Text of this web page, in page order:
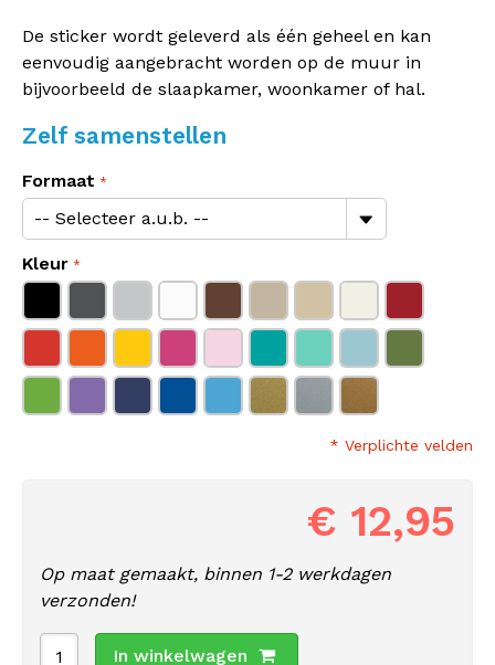
De sticker wordt geleverd als één geheel en kan
eenvoudig aangebracht worden op de muur in
bijvoorbeeld de slaapkamer, woonkamer of hal.
Zelf samenstellen
Formaat
Kleur
* Verplichte velden
€ 12,95
Op maat gemaakt, binnen 1-2 werkdagen
verzonden!
In winkelwagen